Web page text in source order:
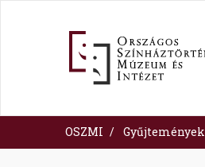
OSZMI Gyűjtemények